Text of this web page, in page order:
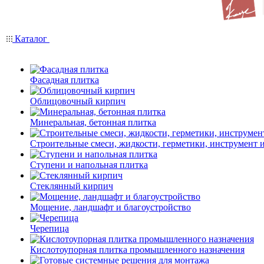
Каталог
Фасадная плитка
Облицовочный кирпич
Минеральная, бетонная плитка
Строительные смеси, жидкости, герметики, инструмент
Ступени и напольная плитка
Cтеклянный кирпич
Мощение, ландшафт и благоустройство
Черепица
Кислотоупорная плитка промышленного назначения